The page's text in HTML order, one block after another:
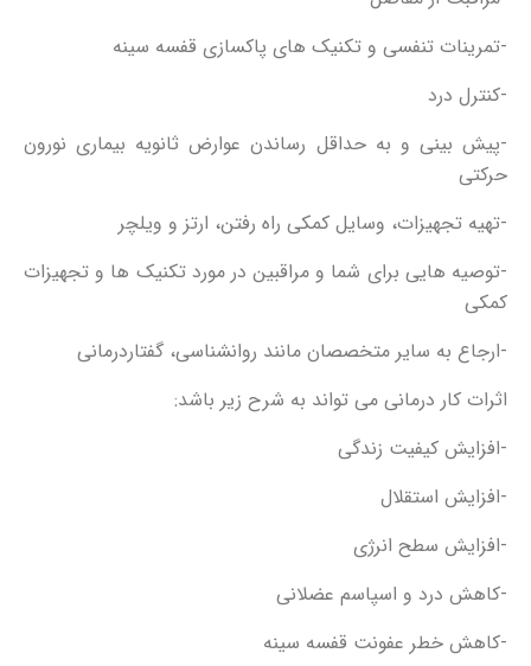
-تمرینات تنفسی و تکنیک های پاکسازی قفسه سینه
-کنترل درد
-پیش بینی و به حداقل رساندن عوارض ثانویه بیماری نورون
حرکتی
-تهیه تجهیزات، وسایل کمکی راه رفتن، ارتز و ویلچر
-توصیه هایی برای شما و مراقبین در مورد تکنیک ها و تجهیزات
کمکی
-ارجاع به سایر متخصصان مانند روانشناسی، گفتاردرمانی
اثرات کار درمانی می تواند به شرح زیر باشد:
-افزایش کیفیت زندگی
-افزایش استقلال
-افزایش سطح انرژی
-کاهش درد و اسپاسم عضلانی
-کاهش خطر عفونت قفسه سینه